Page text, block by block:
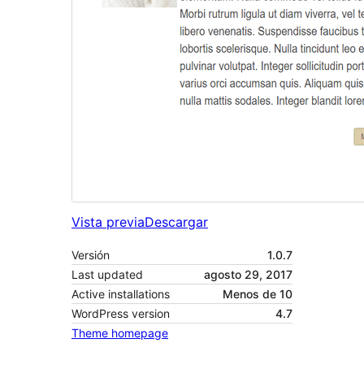
Vista previaDescargar
Versión
1.0.7
Last updated
agosto 29, 2017
Active installations
Menos de 10
WordPress version
4.7
Theme homepage